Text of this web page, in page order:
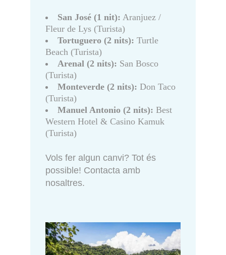
San José (1 nit): Aranjuez /
Fleur de Lys (Turista)
Tortuguero (2 nits): Turtle
Beach (Turista)
Arenal (2 nits): San Bosco
(Turista)
Monteverde (2 nits): Don Taco
(Turista)
Manuel Antonio (2 nits): Best
Western Hotel & Casino Kamuk
(Turista)
Vols fer algun canvi? Tot és
possible! Contacta amb
nosaltres.